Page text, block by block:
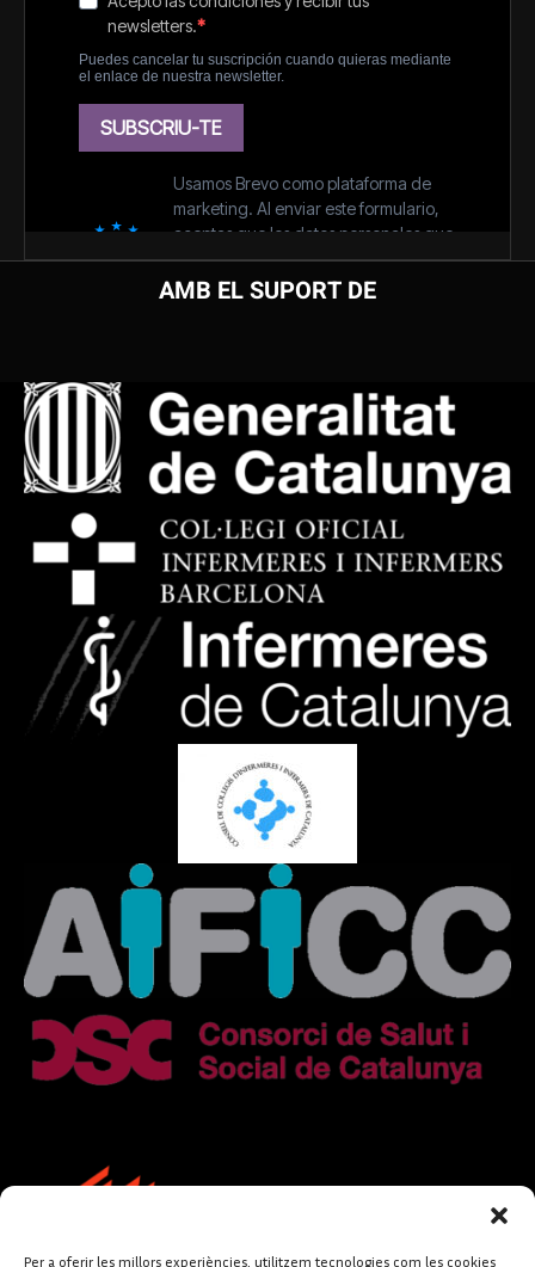
Per a oferir les millors experiències, utilitzem tecnologies com les cookies
AMB EL SUPORT DE